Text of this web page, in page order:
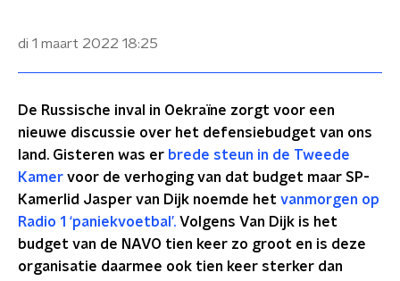
di 1 maart 2022 18:25
De Russische inval in Oekraïne zorgt voor een
nieuwe discussie over het defensiebudget van ons
land. Gisteren was er brede steun in de Tweede
Kamer voor de verhoging van dat budget maar SP-
Kamerlid Jasper van Dijk noemde het vanmorgen op
Radio 1 ‘paniekvoetbal’. Volgens Van Dijk is het
budget van de NAVO tien keer zo groot en is deze
organisatie daarmee ook tien keer sterker dan